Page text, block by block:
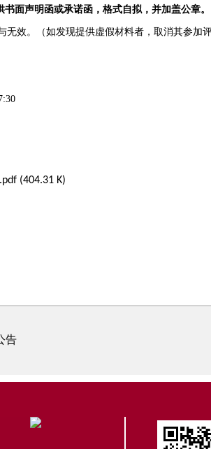
书面声明函或承诺函，格式自拟，并加盖公章。
无效。 （如发现提供虚假材料者，取消其参加
(404.31 K)
告